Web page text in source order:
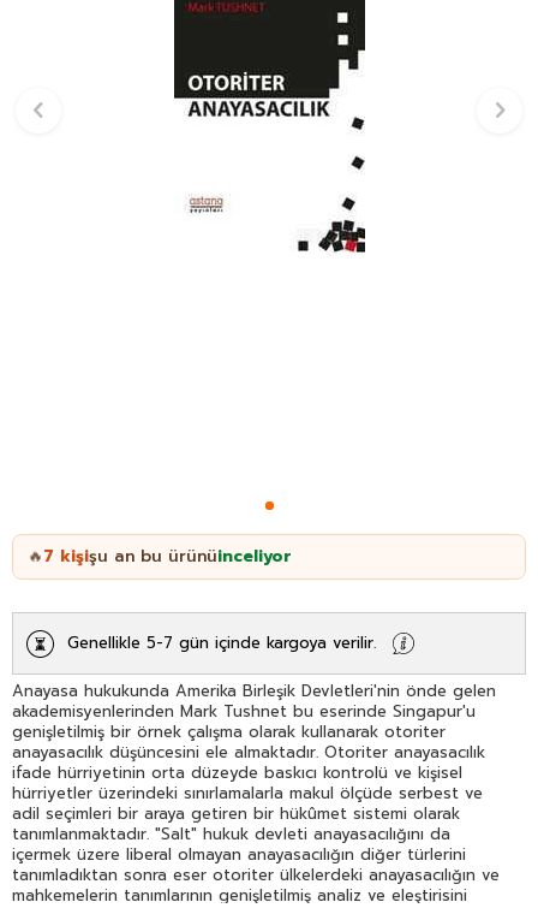
🔥7 kişişu an bu ürünüinceliyor
Genellikle 5-7 gün içinde kargoya verilir.
Anayasa hukukunda Amerika Birleşik Devletleri'nin önde gelen
akademisyenlerinden Mark Tushnet bu eserinde Singapur'u
genişletilmiş bir örnek çalışma olarak kullanarak otoriter
anayasacılık düşüncesini ele almaktadır. Otoriter anayasacılık
ifade hürriyetinin orta düzeyde baskıcı kontrolü ve kişisel
hürriyetler üzerindeki sınırlamalarla makul ölçüde serbest ve
adil seçimleri bir araya getiren bir hükûmet sistemi olarak
tanımlanmaktadır. "Salt" hukuk devleti anayasacılığını da
içermek üzere liberal olmayan anayasacılığın diğer türlerini
tanımladıktan sonra eser otoriter ülkelerdeki anayasacılığın ve
mahkemelerin tanımlarının genişletilmiş analiz ve eleştirisini